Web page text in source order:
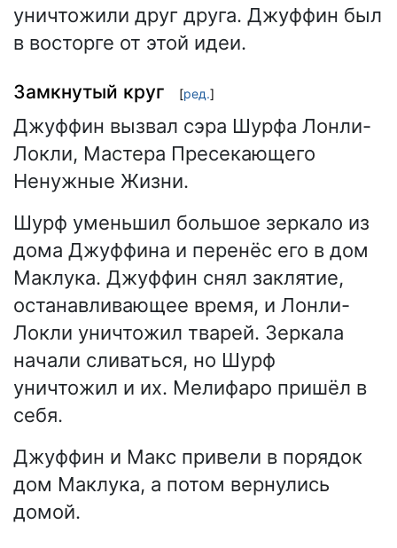
уничтожили друг друга. Джуффин был
в восторге от этой идеи.
Замкнутый круг [ред.]
Джуффин вызвал сэра Шурфа Лонли-
Локли, Мастера Пресекающего
Ненужные Жизни.
Шурф уменьшил большое зеркало из
дома Джуффина и перенёс его в дом
Маклука. Джуффин снял заклятие,
останавливающее время, и Лонли-
Локли уничтожил тварей. Зеркала
начали сливаться, но Шурф
уничтожил и их. Мелифаро пришёл в
себя.
Джуффин и Макс привели в порядок
дом Маклука, а потом вернулись
домой.